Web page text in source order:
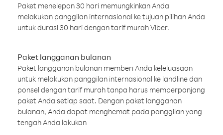
Paket menelepon 30 hari memungkinkan Anda
melakukan panggilan internasional ke tujuan pilihan Anda
untuk durasi 30 hari dengan tarif murah Viber.
Paket langganan bulanan
Paket langganan bulanan memberi Anda keleluasaan
untuk melakukan panggilan internasional ke landline dan
ponsel dengan tarif murah tanpa harus memperpanjang
paket Anda setiap saat. Dengan paket langganan
bulanan, Anda dapat menghemat pada panggilan yang
tengah Anda lakukan